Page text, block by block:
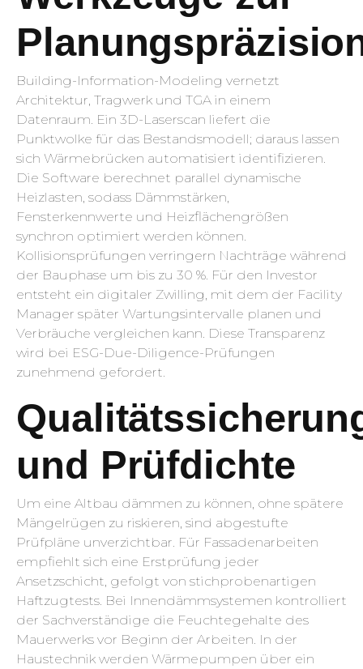
Building-Information-Modeling vernetzt
Architektur, Tragwerk und TGA in einem
Datenraum. Ein 3D-Laserscan liefert die
Punktwolke für das Bestandsmodell; daraus lassen
sich Wärmebrücken automatisiert identifizieren.
Die Software berechnet parallel dynamische
Heizlasten, sodass Dämmstärken,
Fensterkennwerte und Heizflächengrößen
synchron optimiert werden können.
Kollisionsprüfungen verringern Nachträge während
der Bauphase um bis zu 30 %. Für den Investor
entsteht ein digitaler Zwilling, mit dem der Facility
Manager später Wartungsintervalle planen und
Verbräuche vergleichen kann. Diese Transparenz
wird bei ESG-Due-Diligence-Prüfungen
zunehmend gefordert.
und Prüfdichte
Um eine Altbau dämmen zu können, ohne spätere
Mängelrügen zu riskieren, sind abgestufte
Prüfpläne unverzichtbar. Für Fassadenarbeiten
empfiehlt sich eine Erstprüfung jeder
Ansetzschicht, gefolgt von stichprobenartigen
Haftzugtests. Bei Innendämmsystemen kontrolliert
der Sachverständige die Feuchtegehalte des
Mauerwerks vor Beginn der Arbeiten. In der
Haustechnik werden Wärmepumpen über ein